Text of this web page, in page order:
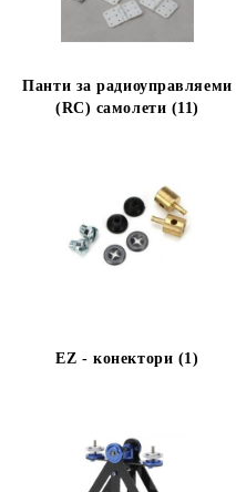
Панти за радиоуправляеми
(RC) самолети (11)
EZ - конектори (1)